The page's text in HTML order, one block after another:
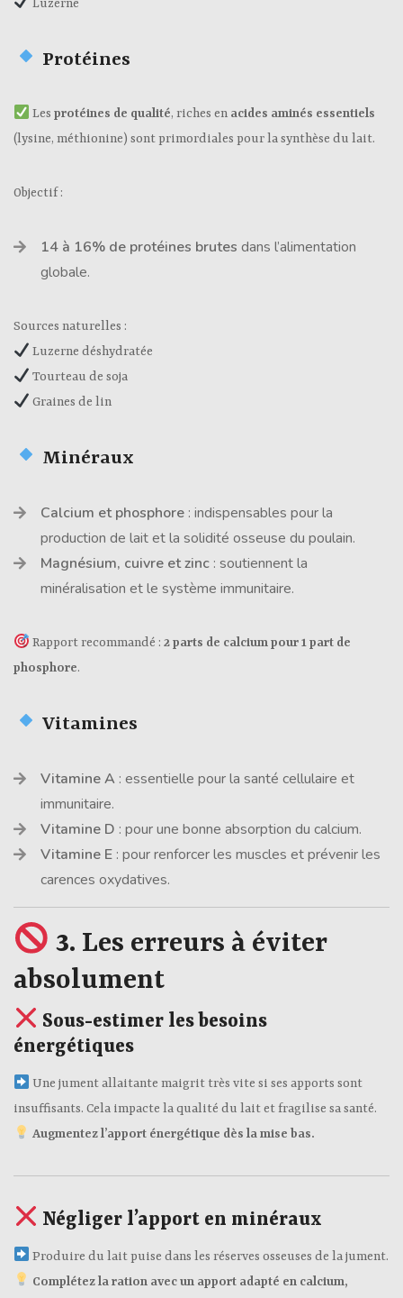
Luzerne
Protéines
Lesprotéines de qualité, riches en acides aminés essentiels
(lysine, méthionine) sont primordiales pour la synthèse du lait.
Objectif :
14 à 16% de protéines brutes dans l’alimentation
globale.
Sources naturelles :
Luzerne déshydratée
Tourteau de soja
Graines de lin
Minéraux
Calcium et phosphore : indispensables pour la
production de lait et la solidité osseuse du poulain.
Magnésium, cuivre et zinc : soutiennent la
minéralisation et le système immunitaire.
Rapport recommandé :2 parts de calcium pour 1 part de
phosphore.
Vitamines
Vitamine A : essentielle pour la santé cellulaire et
immunitaire.
Vitamine D : pour une bonne absorption du calcium.
Vitamine E : pour renforcer les muscles et prévenir les
carences oxydatives.
3. Les erreurs à éviter
absolument
Sous-estimer les besoins
énergétiques
Une jument allaitante maigrit très vite si ses apports sont
insuffisants. Cela impacte la qualité du lait et fragilise sa santé.
Augmentez l’apport énergétique dès la mise bas.
Négliger l’apport en minéraux
Produire du lait puise dans les réserves osseuses de la jument.
Complétez la ration avec un apport adapté en calcium,